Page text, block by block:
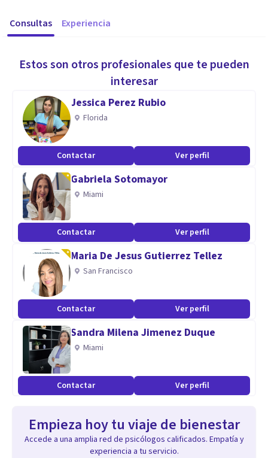
Consultas Experiencia
Estos son otros profesionales que te pueden
interesar
Jessica Perez Rubio
Florida
Contactar Ver perfil
Gabriela Sotomayor
Miami
Contactar Ver perfil
Maria De Jesus Gutierrez Tellez
San Francisco
Contactar Ver perfil
Sandra Milena Jimenez Duque
Miami
Contactar Ver perfil
Empieza hoy tu viaje de bienestar
Accede a una amplia red de psicólogos calificados. Empatía y
experiencia a tu servicio.